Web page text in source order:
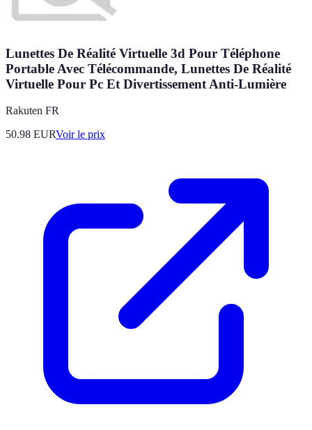
Lunettes De Réalité Virtuelle 3d Pour Téléphone
Portable Avec Télécommande, Lunettes De Réalité
Virtuelle Pour Pc Et Divertissement Anti-Lumière
Rakuten FR
50.98 EURVoir le prix